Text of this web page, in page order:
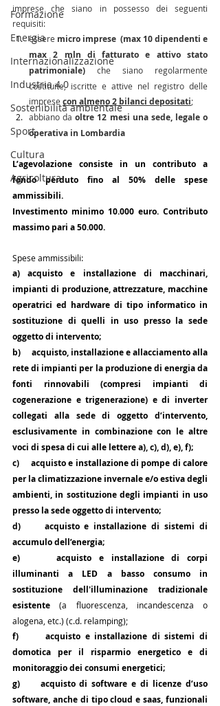
Formazione
Energia
Internazionalizzazione
Industria 4.0
Sostenibilità ambientale
Sport
Cultura
Agricoltura
imprese che siano in possesso dei seguenti
requisiti:
essere micro imprese  (max 10 dipendenti e
max 2 mln di fatturato e attivo stato
patrimoniale) che siano regolarmente
costituite, iscritte e attive nel registro delle
imprese con almeno 2 bilanci depositati;
abbiano da oltre 12 mesi una sede, legale o
operativa in Lombardia
L’agevolazione consiste in un contributo a
fondo perduto fino al 50% delle spese
ammissibili.
Investimento minimo 10.000 euro. Contributo
massimo pari a 50.000.
Spese ammissibili:
a) acquisto e installazione di macchinari,
impianti di produzione, attrezzature, macchine
operatrici ed hardware di tipo informatico in
sostituzione di quelli in uso presso la sede
oggetto di intervento;
b)     acquisto, installazione e allacciamento alla
rete di impianti per la produzione di energia da
fonti rinnovabili (compresi impianti di
cogenerazione e trigenerazione) e di inverter
collegati alla sede di oggetto d’intervento,
esclusivamente in combinazione con le altre
voci di spesa di cui alle lettere a), c), d), e), f);
c)     acquisto e installazione di pompe di calore
per la climatizzazione invernale e/o estiva degli
ambienti, in sostituzione degli impianti in uso
presso la sede oggetto di intervento;
d)     acquisto e installazione di sistemi di
accumulo dell’energia;
e)     acquisto e installazione di corpi
illuminanti a LED a basso consumo in
sostituzione dell'illuminazione tradizionale
esistente (a fluorescenza, incandescenza o
alogena, etc.) (c.d. relamping);
f)      acquisto e installazione di sistemi di
domotica per il risparmio energetico e di
monitoraggio dei consumi energetici;
g)     acquisto di software e di licenze d’uso
software, anche di tipo cloud e saas, funzionali